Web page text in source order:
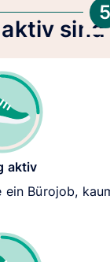
5
aktiv
ein Bürojob,